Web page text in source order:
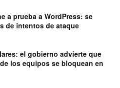
a prueba a WordPress: se
de intentos de ataque
el gobierno advierte que
los equipos se bloquean en